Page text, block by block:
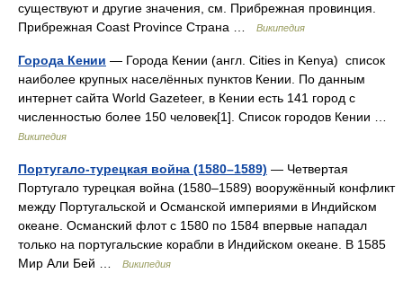
существуют и другие значения, см. Прибрежная провинция.
Прибрежная Coast Province Страна …
Википедия
Города Кении — Города Кении (англ. Cities in Kenya) список
наиболее крупных населённых пунктов Кении. По данным
интернет сайта World Gazeteer, в Кении есть 141 город с
численностью более 150 человек[1]. Список городов Кении …
Википедия
Португало-турецкая война (1580–1589) — Четвертая
Португало турецкая война (1580–1589) вооружённый конфликт
между Португальской и Османской империями в Индийском
океане. Османский флот с 1580 по 1584 впервые нападал
только на португальские корабли в Индийском океане. В 1585
Мир Али Бей …
Википедия